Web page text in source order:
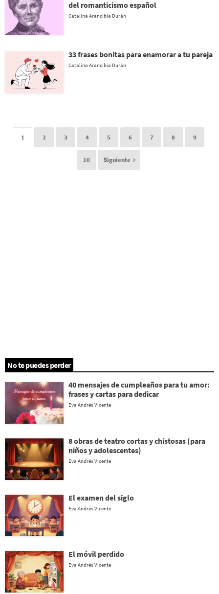
del romanticismo español
Catalina Arancibia Durán
33 frases bonitas para enamorar a tu pareja
Catalina Arancibia Durán
1 2 3 4 5 6 7 8 9
10 Siguiente
No te puedes perder
40 mensajes de cumpleaños para tu amor:
frases y cartas para dedicar
Eva Andrés Vicente
8 obras de teatro cortas y chistosas (para
niños y adolescentes)
Eva Andrés Vicente
El examen del siglo
Eva Andrés Vicente
El móvil perdido
Eva Andrés Vicente